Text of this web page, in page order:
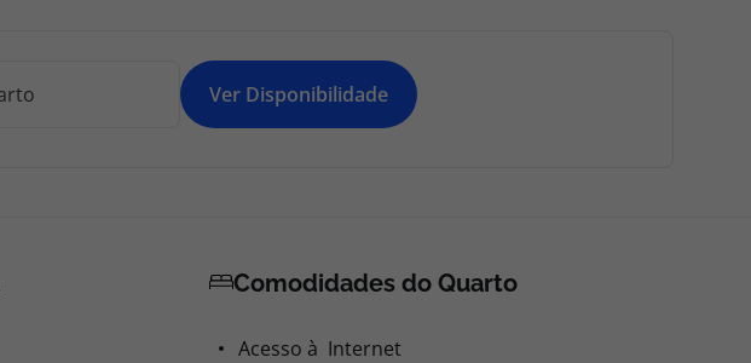
Ver Disponibilidade
Comodidades do Quarto
Acesso à Internet